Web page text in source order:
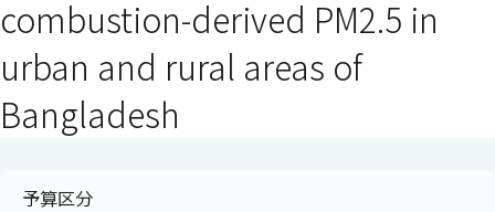
ウで開きます）
ンドウで開きます）
ウインドウで開きます）
combustion-derived PM2.5 in
urban and rural areas of
Bangladesh
予算区分